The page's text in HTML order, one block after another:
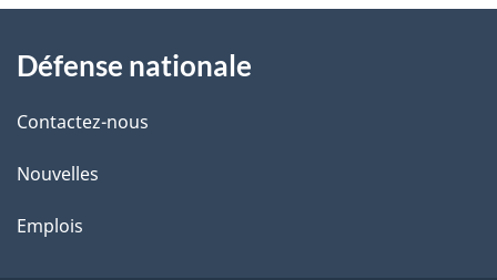
i
l
s
d
propos
de
ce
site
Défense nationale
Contactez-nous
Nouvelles
Emplois